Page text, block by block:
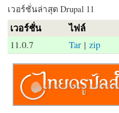
เวอร์ชั่นล่าสุด Drupal 11
เวอร์ชั่น ไฟล์
11.0.7 Tar | zip